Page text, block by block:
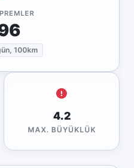
100km
4.2
MAX. BÜYÜKLÜK